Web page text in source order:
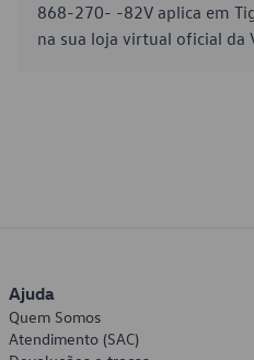
868-270- -82V aplica em
na sua loja virtual oficial da
Ajuda
Quem Somos
Atendimento (SAC)